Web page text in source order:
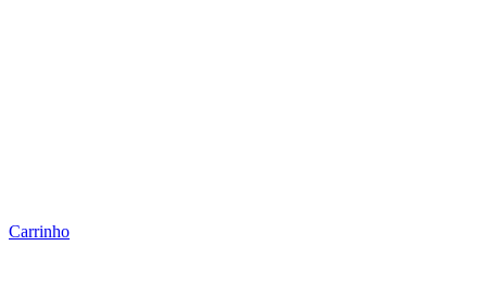
Carrinho